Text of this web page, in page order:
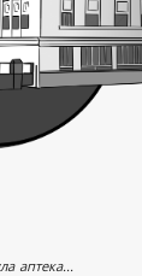
аптека...